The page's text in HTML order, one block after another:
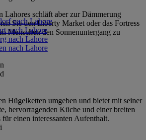
Lahores schläft aber zur Dämmerung
Sie den Liberty Market oder das Fortress
Menschen den Sonnenuntergang zu
nach Lahore
nach Lahore
nach Lahore
nach Lahore
Hügelketten umgeben und bietet mit seiner
hervorragenden Küche und einer breiten
einen interessanten Aufenthalt.